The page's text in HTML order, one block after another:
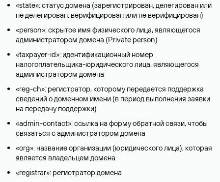
«state»: статус домена (зарегистрирован, делегирован или
не делегирован, верифицирован или не верифицирован)
«person»: скрытое имя физического лица, являющегося
администратором домена (Privatе person)
«taxpayer-id»: идентификационный номер
налогоплательщика-юридического лица, являющегося
администратором домена
«reg-ch»: регистратор, которому передается поддержка
сведений о доменном имени (в период выполнения заявки
на передачу поддержки)
«admin-contact»: ссылка на форму обратной связи, чтобы
связаться с администратором домена
«org»: название организации (юридического лица), которая
является владельцем домена
«registrar»: регистратор домена